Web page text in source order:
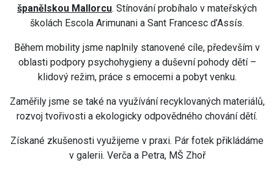
španělskou Mallorcu. Stínování probíhalo v mateřských
školách Escola Arimunani a Sant Francesc d’Assís.
Během mobility jsme naplnily stanovené cíle, především v
oblasti podpory psychohygieny a duševní pohody dětí –
klidový režim, práce s emocemi a pobyt venku.
Zaměřily jsme se také na využívání recyklovaných materiálů,
rozvoj tvořivosti a ekologicky odpovědného chování dětí.
Získané zkušenosti využijeme v praxi. Pár fotek přikládáme
v galerii. Verča a Petra, MŠ Zhoř